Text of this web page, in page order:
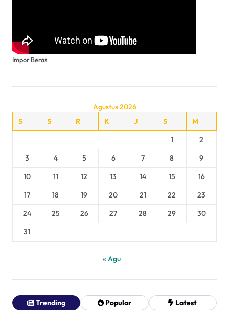
Impor Beras
Agustus 2026
S
S R K J S
M
1
2
3
4 5 6 7 8
9
10
11 12 13 14 15
16
17
18 19 20 21 22
23
24
25 26 27 28 29
30
31
« Agu
Trending Popular Latest